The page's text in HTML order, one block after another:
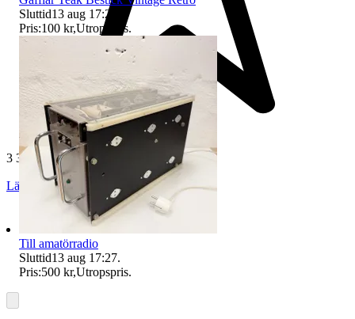
3 327 omdömen
Läs omdömen
Sluttid13 aug 17:24
Pris:100 kr,Utropspris.
Till amatörradio
Sluttid13 aug 17:27.
Pris:500 kr,Utropspris.